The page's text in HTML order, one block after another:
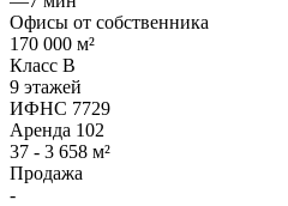
Офисы от собственника
170 000 м²
Класс B
9 этажей
ИФНС 7729
Аренда 102
37 - 3 658 м²
Продажа
-